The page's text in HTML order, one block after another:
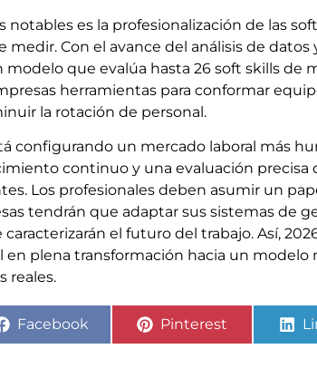
notables es la profesionalización de las
medir. Con el avance del análisis de
que evalúa hasta 26 soft skills de
herramientas para conformar
la rotación de personal.
configurando un mercado laboral más
continuo y una evaluación precisa
Los profesionales deben asumir un
tendrán que adaptar sus sistemas de
el futuro del trabajo. Así,
en plena transformación hacia un modelo
reales.
Facebook Pinterest